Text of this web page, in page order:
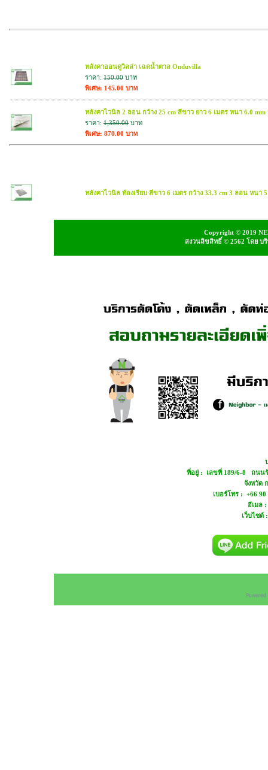
หลังคาออนดูวิลล่า เฉดน้ำตาล Onduvilla
ราคา: 150.00 บาท
พิเศษ: 145.00 บาท
หลังคาไวนิล 2 ลอน กว้าง 25 cm สีขาว ยาว 6 เมตร หนา 6.0 mm
ราคา: 1,350.00 บาท
พิเศษ: 870.00 บาท
หลังคาไวนิล ท้องเรียบ สีขาว 6 เมตร กว้าง 33.3 cm 3 ลอน หนา 5
Copyright © 2019
สงวนลิขสิทธิ์ © 2562 โดย บ
ที่อยู่ : เลขที่ 189/6-8 ถนน
จังหวัด
เบอร์โทร : +66
อีเมล :
เว็บไซต์